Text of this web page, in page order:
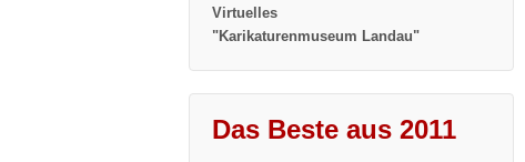
Virtuelles
"Karikaturenmuseum Landau"
Das Beste aus 2011